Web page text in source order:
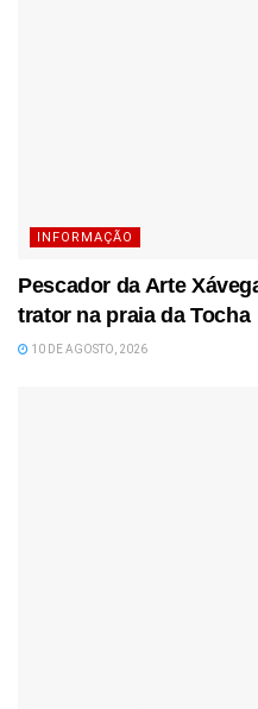
INFORMAÇÃO
Pescador da Arte
trator na praia da Tocha
10 DE AGOSTO, 2026